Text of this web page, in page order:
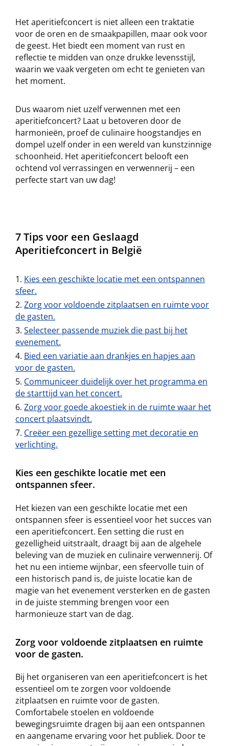
Het aperitiefconcert is niet alleen een traktatie
voor de oren en de smaakpapillen, maar ook voor
de geest. Het biedt een moment van rust en
reflectie te midden van onze drukke levensstijl,
waarin we vaak vergeten om echt te genieten van
het moment.
Dus waarom niet uzelf verwennen met een
aperitiefconcert? Laat u betoveren door de
harmonieën, proef de culinaire hoogstandjes en
dompel uzelf onder in een wereld van kunstzinnige
schoonheid. Het aperitiefconcert belooft een
ochtend vol verrassingen en verwennerij – een
perfecte start van uw dag!
7 Tips voor een Geslaagd
Aperitiefconcert in België
Kies een geschikte locatie met een ontspannen
sfeer.
Zorg voor voldoende zitplaatsen en ruimte voor
de gasten.
Selecteer passende muziek die past bij het
evenement.
Bied een variatie aan drankjes en hapjes aan
voor de gasten.
Communiceer duidelijk over het programma en
de starttijd van het concert.
Zorg voor goede akoestiek in de ruimte waar het
concert plaatsvindt.
Creëer een gezellige setting met decoratie en
verlichting.
Kies een geschikte locatie met een
ontspannen sfeer.
Het kiezen van een geschikte locatie met een
ontspannen sfeer is essentieel voor het succes van
een aperitiefconcert. Een setting die rust en
gezelligheid uitstraalt, draagt bij aan de algehele
beleving van de muziek en culinaire verwennerij. Of
het nu een intieme wijnbar, een sfeervolle tuin of
een historisch pand is, de juiste locatie kan de
magie van het evenement versterken en de gasten
in de juiste stemming brengen voor een
harmonieuze start van de dag.
Zorg voor voldoende zitplaatsen en ruimte
voor de gasten.
Bij het organiseren van een aperitiefconcert is het
essentieel om te zorgen voor voldoende
zitplaatsen en ruimte voor de gasten.
Comfortabele stoelen en voldoende
bewegingsruimte dragen bij aan een ontspannen
en aangename ervaring voor het publiek. Door te